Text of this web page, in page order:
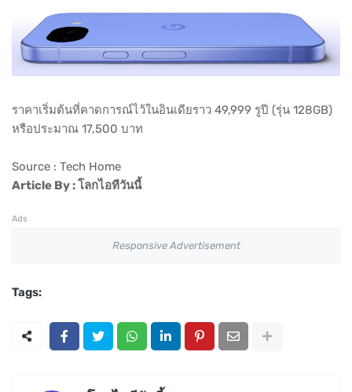
ราคาเริ่มต้นที่คาดการณ์ไว้ในอินเดียราว 49,999 รูปี (รุ่น 128GB)
หรือประมาณ 17,500 บาท
Source : Tech Home
Article By : โลกไอทีวันนี้
Ads
Responsive Advertisement
Tags: